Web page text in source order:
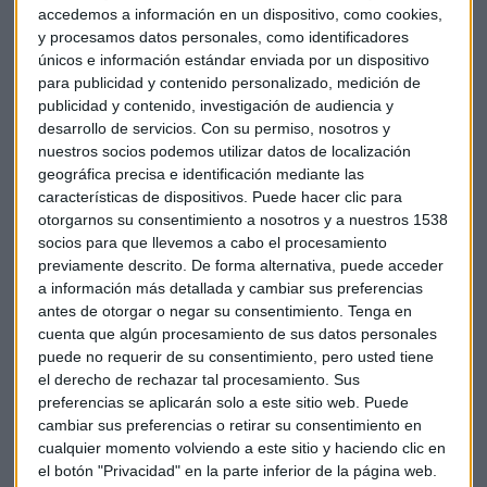
accedemos a información en un dispositivo, como cookies,
y procesamos datos personales, como identificadores
únicos e información estándar enviada por un dispositivo
para publicidad y contenido personalizado, medición de
publicidad y contenido, investigación de audiencia y
desarrollo de servicios. Con su permiso, nosotros y
nuestros socios podemos utilizar datos de localización
geográfica precisa e identificación mediante las
características de dispositivos. Puede hacer clic para
otorgarnos su consentimiento a nosotros y a nuestros 1538
socios para que llevemos a cabo el procesamiento
previamente descrito. De forma alternativa, puede acceder
a información más detallada y cambiar sus preferencias
antes de otorgar o negar su consentimiento. Tenga en
cuenta que algún procesamiento de sus datos personales
puede no requerir de su consentimiento, pero usted tiene
el derecho de rechazar tal procesamiento. Sus
preferencias se aplicarán solo a este sitio web. Puede
cambiar sus preferencias o retirar su consentimiento en
cualquier momento volviendo a este sitio y haciendo clic en
el botón "Privacidad" en la parte inferior de la página web.
presencia en América Latina, EEUU, Canadá, Europa y Asia y
vende marcas internacionales como Budweiser, Corona,
Stella Artois y Becks, o locales como Estrella, Modelo,
Brahma. Por otro lado, SABMiller vende Peroni, Pilsner,
Miller, Fosters, Coors, Cristal, Costeña, Castle y Blue Moon.
Tiene una fuerte presencia en África, Asia-Pacífico, Europa,
América del Norte y América Latina.
No todo son buenas noticias hoy para Anheuser-Busch
InBev. El Departamento de Justicia estadounidense
investiga denuncias a la cervecera, acusada de limitar la
competencia en el mercado mediante la compra de
distribuidores, para dificultar que las marcas artesanales
lleven sus productos a las tiendas, según fuentes de Reuters.
La compañía belga ha cerrado acuerdos con cinco
distribuidores del país en los últimos meses. Los reguladores
antimonopolio revisan las demandas de las cerveceras
artesanales de que AB InBev presiona a los distribuidores